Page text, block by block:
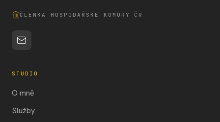
ČLENKA HOSPODÁŘSKÉ KOMORY ČR
STUDIO
O mně
Služby